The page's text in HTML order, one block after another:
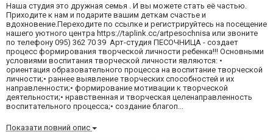
Наша студия это дружная семья . И вы можете стать её частью.
Приходите к нам и подарите вашим деткам счастье и
вдохновение.Переходите по ссылке и регистрируйтесь на посещение
нашего уютного центра https://taplink.cc/artpesochnisa или звоните
по телефону 095) 362 70 39 Арт-студия ПЕСОЧНИЦА - создает
процесс формирования творческой личности ребенка!!! Основными
условиями воспитания творческой личности являются: •
ориентация образовательного процесса на воспитание творческой
личности;• раннее выявление творческих способностей и их
направленности;• формирование мотивации к творческой
деятельности;• нравственная и творческая целенаправленность
воспитательного процесса;• создание благоп...
Показати повний опис